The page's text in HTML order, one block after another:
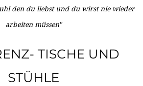
den du liebst und du wirst nie wieder
arbeiten müssen"
TISCHE UND
STÜHLE